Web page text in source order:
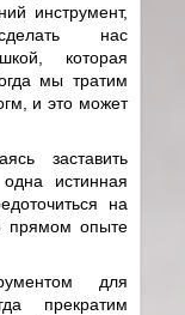
инструмент,
нас
которая
мы тратим
и это может
заставить
истинная
на
прямом опыте
для
прекратим